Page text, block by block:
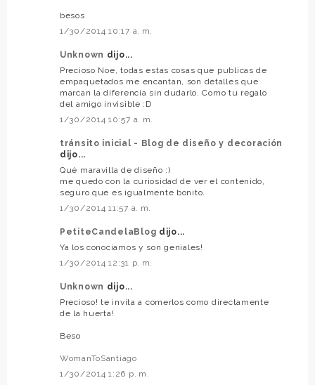
besos
1/30/2014 10:17 a. m.
Unknown dijo...
Precioso Noe, todas estas cosas que publicas de
empaquetados me encantan, son detalles que
marcan la diferencia sin dudarlo. Como tu regalo
del amigo invisible :D
1/30/2014 10:57 a. m.
tránsito inicial - Blog de diseño y decoración
dijo...
Qué maravilla de diseño :)
me quedo con la curiosidad de ver el contenido,
seguro que es igualmente bonito.
1/30/2014 11:57 a. m.
PetiteCandelaBlog dijo...
Ya los conociamos y son geniales!
1/30/2014 12:31 p. m.
Unknown dijo...
Precioso! te invita a comerlos como directamente
de la huerta!
Beso
WomanToSantiago
1/30/2014 1:26 p. m.